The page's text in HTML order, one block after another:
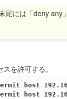
尾には「deny
を許可する。
host
host